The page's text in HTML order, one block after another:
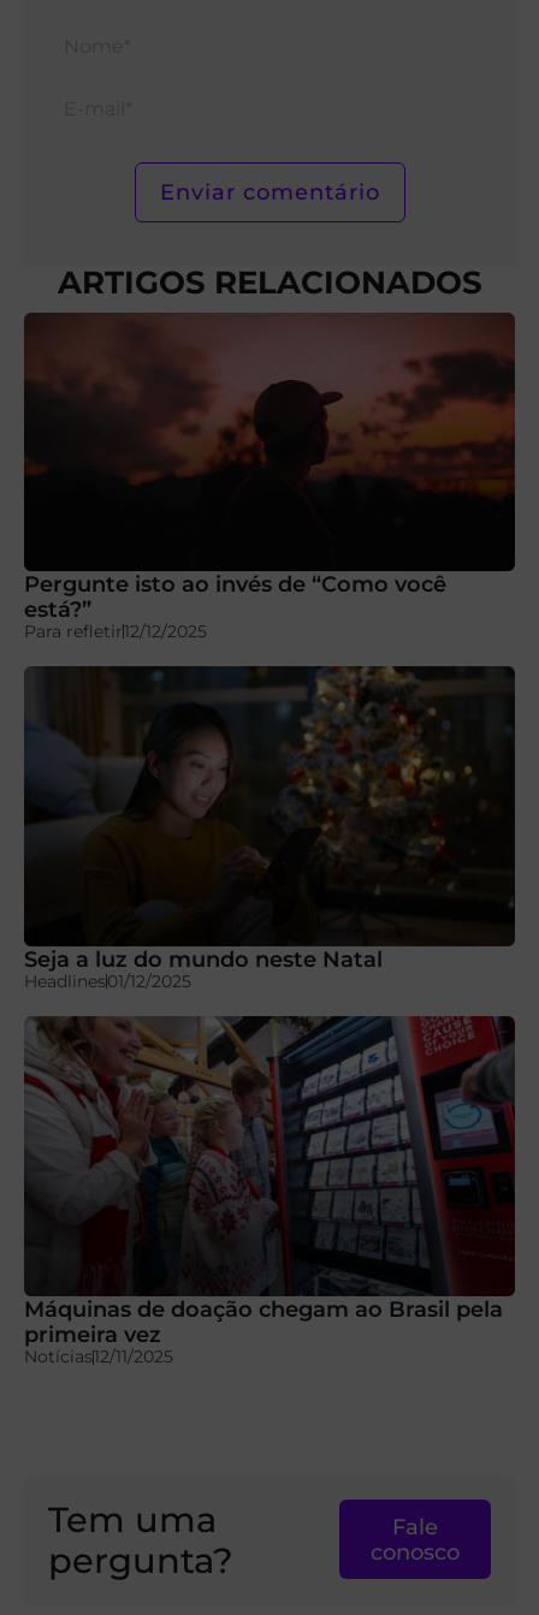
ARTIGOS RELACIONADOS
Pergunte isto ao invés de “Como você
está?”
Para refletir12/12/2025
Seja a luz do mundo neste Natal
Headlines01/12/2025
Máquinas de doação chegam ao Brasil pela
primeira vez
Notícias12/11/2025
Tem uma
pergunta?
Fale
conosco